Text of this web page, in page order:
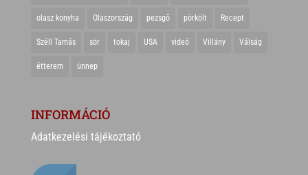
olasz konyha Olaszország pezsgő pörkölt Recept
Széll Tamás sör tokaj USA videó Villány Válság
étterem ünnep
INFORMÁCIÓ
Adatkezelési tájékoztató